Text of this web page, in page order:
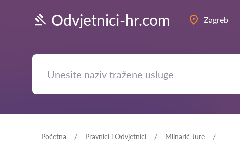
Odvjetnici-hr.com Zagreb
Početna Pravnici i Odvjetnici Mlinarić Jure